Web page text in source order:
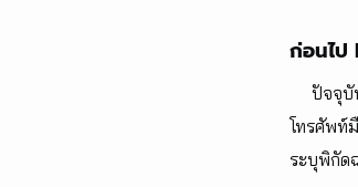
ก่อนไป
ปัจจุบัน
โทรศัพท์
ระบุพิกัด